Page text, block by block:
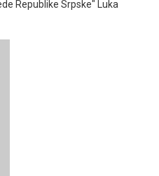
Republike Srpske" Luka